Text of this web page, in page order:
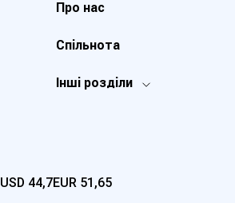
Інші розділи
Про нас
Спільнота
USD 44,7EUR 51,65